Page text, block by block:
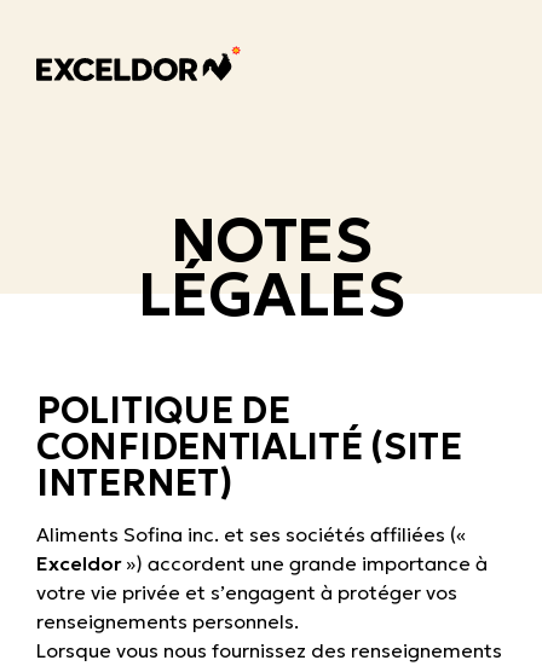
NOTES
LÉGALES
POLITIQUE DE
CONFIDENTIALITÉ (SITE
INTERNET)
Aliments Sofina inc. et ses sociétés affiliées («
Exceldor ») accordent une grande importance à
votre vie privée et s’engagent à protéger vos
renseignements personnels.
Lorsque vous nous fournissez des renseignements